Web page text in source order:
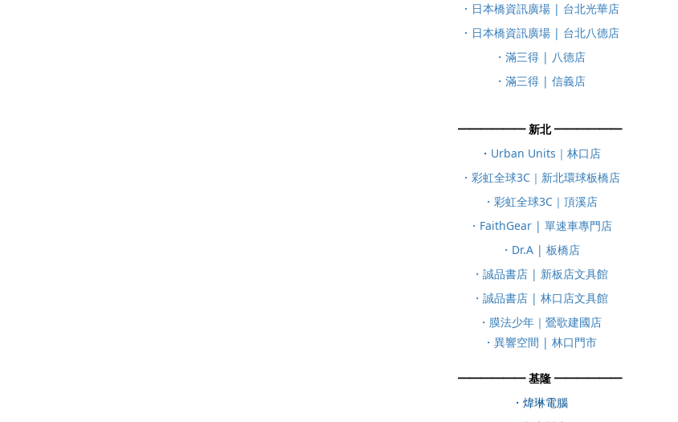
・日本橋資訊廣場 | 台北光華店
・日本橋資訊廣場 | 台北八德店
・滿三得 | 八德店
・滿三得 | 信義店
━━━​​​━━━ 新北 ━━━​​​━━━
・ Urban Units｜林口店
・彩虹全球3C｜新北環球板橋店
・彩虹全球3C｜頂溪店
・FaithGear | 單速車專門店
・Dr.A | 板橋店
・誠品書店 | 新板店文具館
・誠品書店 | 林口店文具館
・膜法少年｜鶯歌建國店
・異響空間 | 林口門市
━━━​​​━━━ 基隆 ━━━​​​━━━
・煒琳電腦